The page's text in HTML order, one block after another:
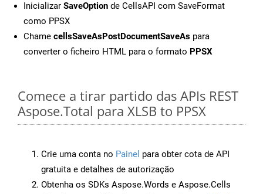
Inicializar SaveOption de CellsAPI com SaveFormat
como PPSX
Chame cellsSaveAsPostDocumentSaveAs para
converter o ficheiro HTML para o formato PPSX
Comece a tirar partido das APIs REST
Aspose.Total para XLSB to PPSX
Crie uma conta no Painel para obter cota de API
gratuita e detalhes de autorização
Obtenha os SDKs Aspose.Words e Aspose.Cells